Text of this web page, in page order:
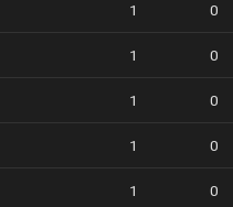
1 0
1 0
1 0
1 0
1 0